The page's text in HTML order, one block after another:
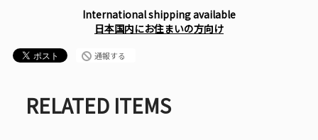
International shipping available
日本国内にお住まいの方向け
通報する
RELATED ITEMS